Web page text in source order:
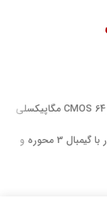
دوربین با حسگر CMOS 64 مگاپیکسلی
طراحی جمع‌وجور با گیمبال 3 محوره و